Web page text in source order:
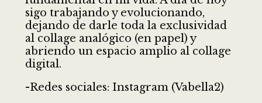
sigo trabajando y evolucionando,
dejando de darle toda la exclusividad
al collage analógico (en papel) y
abriendo un espacio amplio al collage
digital.
-Redes sociales: Instagram (Vabella2)